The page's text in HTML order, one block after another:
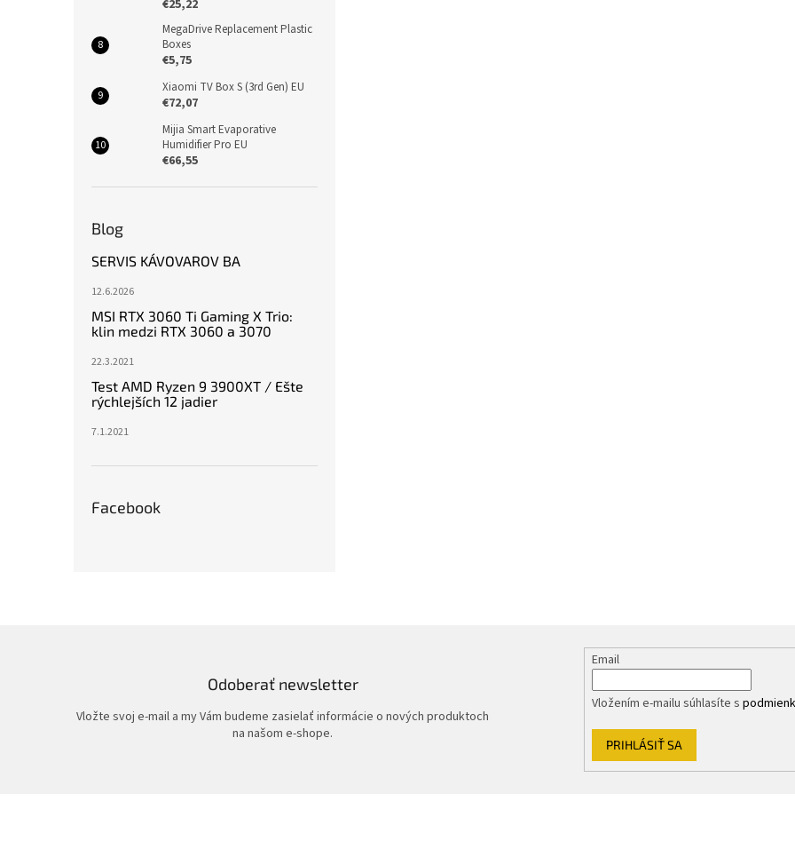
€25,22
MegaDrive Replacement Plastic
Boxes
€5,75
Xiaomi TV Box S (3rd Gen) EU
€72,07
Mijia Smart Evaporative
Humidifier Pro EU
€66,55
Blog
SERVIS KÁVOVAROV BA
12.6.2026
MSI RTX 3060 Ti Gaming X Trio:
klin medzi RTX 3060 a 3070
22.3.2021
Test AMD Ryzen 9 3900XT / Ešte
rýchlejších 12 jadier
7.1.2021
Facebook
Odoberať newsletter
Vložte svoj e-mail a my Vám budeme zasielať informácie o nových produktoch
na našom e-shope.
Email
Vložením e-mailu súhlasíte s
PRIHLÁSIŤ SA